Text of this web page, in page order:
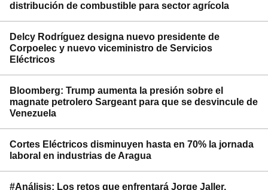
distribución de combustible para sector agrícola
Delcy Rodríguez designa nuevo presidente de
Corpoelec y nuevo viceministro de Servicios
Eléctricos
Bloomberg: Trump aumenta la presión sobre el
magnate petrolero Sargeant para que se desvincule de
Venezuela
Cortes Eléctricos disminuyen hasta en 70% la jornada
laboral en industrias de Aragua
#Análisis: Los retos que enfrentará Jorge Jaller,